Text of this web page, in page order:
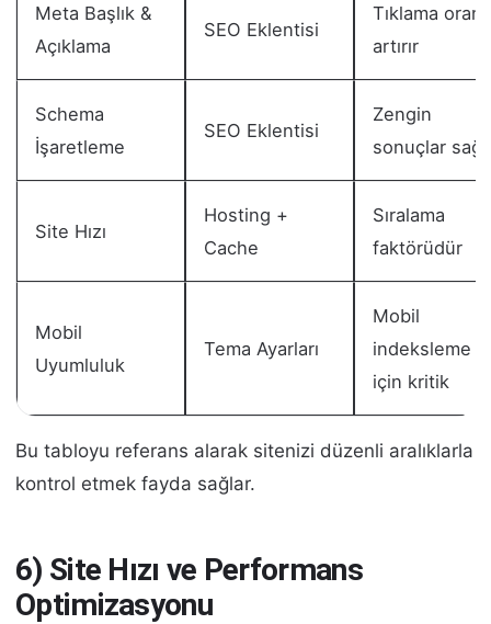
Meta Başlık &
Açıklama
SEO Eklentisi
Tıklama
artırır
Schema
İşaretleme
SEO Eklentisi
Zengin
sonuçlar
Site Hızı
Hosting +
Cache
Sıralama
faktörüdür
Mobil
Uyumluluk
Tema Ayarları
Mobil
indeksleme
için kritik
Bu tabloyu referans alarak sitenizi düzenli aralıklarla
kontrol etmek fayda sağlar.
6) Site Hızı ve Performans
Optimizasyonu